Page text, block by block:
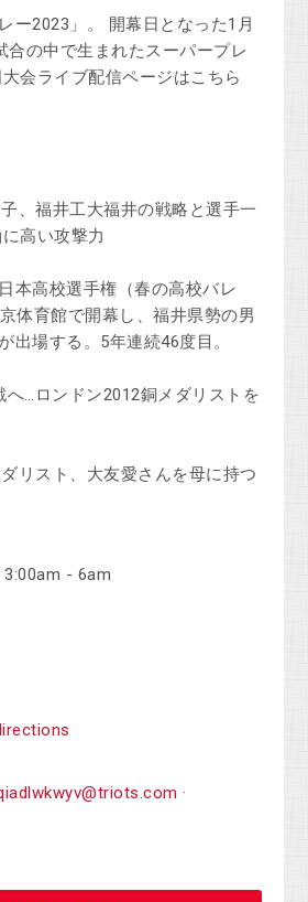
ー2023」。 開幕日となった1月
合の中で生まれたスーパープレ
会ライブ配信ページはこちら
、福井工大福井の戦略と選手一
高い攻撃力
本高校選手権（春の高校バレ
体育館で開幕し、福井県勢の男
出場する。5年連続46度目。
へ…ロンドン2012銅メダリストを
リスト、大友愛さんを母に持つ
- 6am
·